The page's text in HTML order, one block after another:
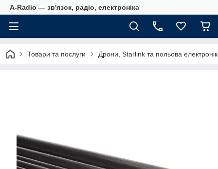
A-Radio — зв'язок, радіо, електроніка
Товари та послуги Дрони, Starlink та польова